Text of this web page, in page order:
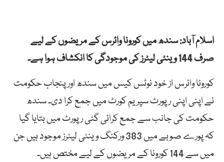
اسلام آباد: سندھ میں کورونا وائرس کے مریضوں کے لیے
صرف 144 وینٹی لیٹرز کی موجودگی کا انکشاف ہوا ہے۔
کورونا وائرس از خود نوٹس کیس میں سندھ اور پنجاب حکومت
نے اپنی اپنی رپورٹ سپریم کورٹ میں جمع کرا دی۔ سندھ
حکومت کی جانب سے جمع کرائی گئی رپورٹ میں بتایا گیا
کہ پورے صوبے میں 383 ورکنگ وینٹی لیٹرز موجود ہیں جن
میں سے 144 کورونا کے مریضوں کے لیے مختص ہیں۔